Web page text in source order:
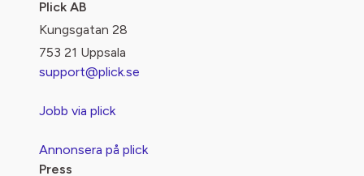
Plick AB
Kungsgatan 28
753 21 Uppsala
support@plick.se
Jobb via plick
Annonsera på plick
Press